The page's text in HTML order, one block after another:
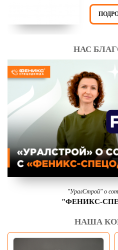
НАС
"УралСтрой" о
"ФЕНИКС-
НАША